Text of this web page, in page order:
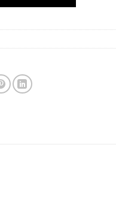
₺2,006.55.